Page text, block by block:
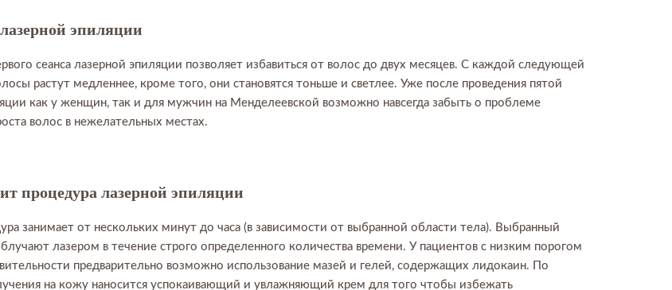
эпиляции
сеанса лазерной эпиляции позволяет избавиться от волос до двух месяцев. С каждой следующей
растут медленнее, кроме того, они становятся тоньше и светлее. Уже после проведения пятой
как у женщин, так и для мужчин на Менделеевской возможно навсегда забыть о проблеме
волос в нежелательных местах.
процедура лазерной эпиляции
занимает от нескольких минут до часа (в зависимости от выбранной области тела). Выбранный
лазером в течение строго определенного количества времени. У пациентов с низким порогом
предварительно возможно использование мазей и гелей, содержащих лидокаин. По
на кожу наносится успокаивающий и увлажняющий крем для того чтобы избежать